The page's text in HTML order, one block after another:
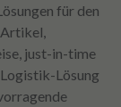
für den
Artikel,
just-in-time
Lösung